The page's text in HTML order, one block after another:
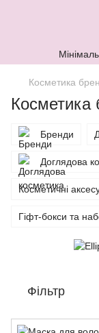
Косметика
Косметика
Бренди
Доглядова
Косметичні
Гіфт-бокси та
Фільтр